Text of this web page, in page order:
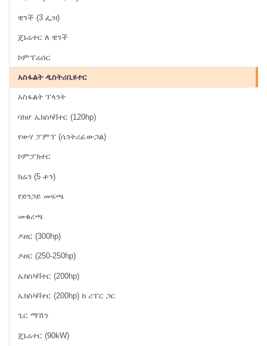
ዊንች (3 ፌዝ)
ጄኔሬተር ለ ዊንች
ኮምፕሬሰር
አስፋልት ዲስትሪቢዩተር
አስፋልት ፕላንት
ባክሆ ኤክስካቫተር (120hp)
የውሃ ፓምፕ (ሴንትሪፊውጋል)
ኮምፓክተር
ክሬን (5 ቶን)
የድንጋይ መፍጫ
መቁረጫ
ዶዘር (300hp)
ዶዘር (250-250hp)
ኤክስካቫተር (200hp)
ኤክስካቫተር (200hp) ከ ሪፐር ጋር
ጊር ማሽን
ጄኔሬተር (90kW)